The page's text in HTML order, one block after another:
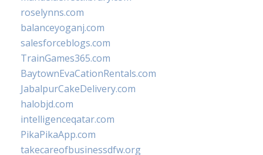
roselynns.com
balanceyoganj.com
salesforceblogs.com
TrainGames365.com
BaytownEvaCationRentals.com
JabalpurCakeDelivery.com
halobjd.com
intelligenceqatar.com
PikaPikaApp.com
takecareofbusinessdfw.org